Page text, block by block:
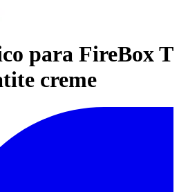
para FireBox T
creme